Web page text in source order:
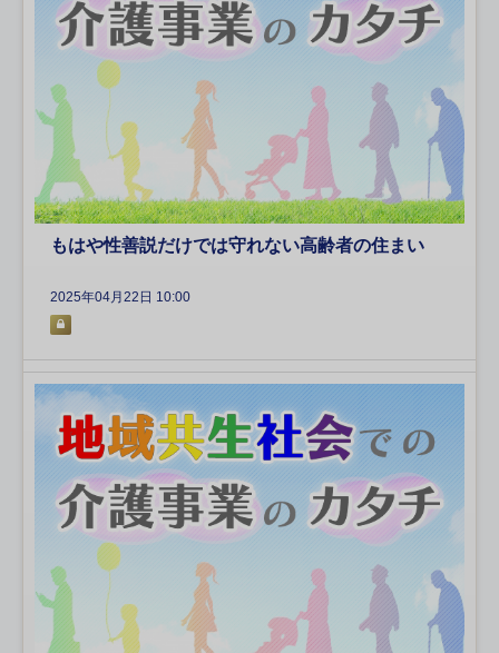
もはや性善説だけでは守れない高齢者の住まい
2025年04月22日 10:00